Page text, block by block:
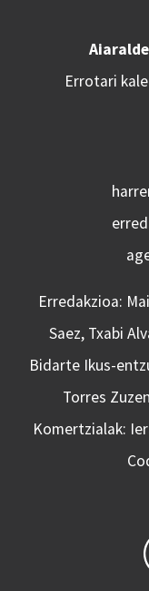
Errotari
Erredakzioa:
Saez, Txabi
Bidarte Ikus-
Torres
Komertzialak: